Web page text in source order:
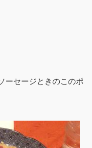
ーセージときのこのポ